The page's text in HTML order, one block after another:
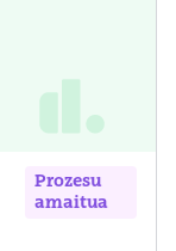
Prozesu
amaitua